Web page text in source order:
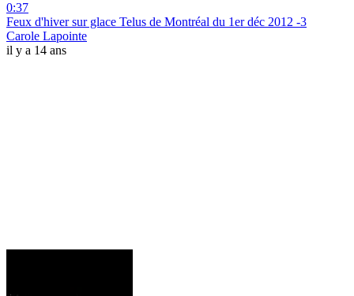
0:37
Feux d'hiver sur glace Telus de Montréal du 1er déc 2012 -3
Carole Lapointe
il y a 14 ans